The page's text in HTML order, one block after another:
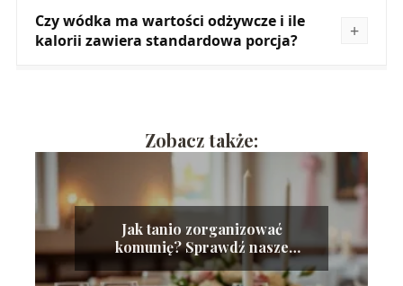
Czy wódka ma wartości odżywcze i ile
kalorii zawiera standardowa porcja?
Zobacz także:
Jak tanio zorganizować
komunię? Sprawdź nasze
sprawdzone porady!